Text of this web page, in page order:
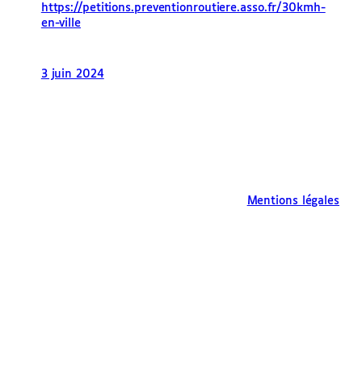
https://petitions.preventionroutiere.asso.fr/30kmh-
en-ville
3 juin 2024
Mentions légales